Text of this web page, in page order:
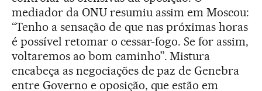
mediador da ONU resumiu assim em Moscou:
“Tenho a sensação de que nas próximas horas
é possível retomar o cessar-fogo. Se for assim,
voltaremos ao bom caminho”. Mistura
encabeça as negociações de paz de Genebra
entre Governo e oposição, que estão em